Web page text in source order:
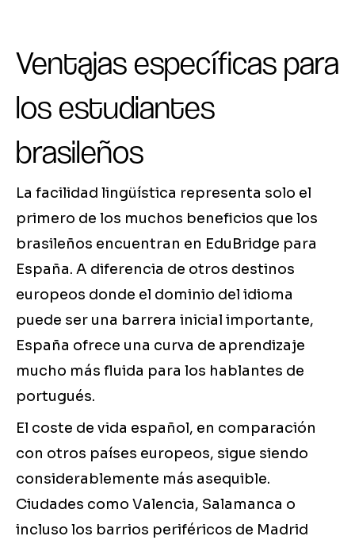
Ventajas específicas para
los estudiantes
brasileños
La facilidad lingüística representa solo el
primero de los muchos beneficios que los
brasileños encuentran en EduBridge para
España. A diferencia de otros destinos
europeos donde el dominio del idioma
puede ser una barrera inicial importante,
España ofrece una curva de aprendizaje
mucho más fluida para los hablantes de
portugués.
El coste de vida español, en comparación
con otros países europeos, sigue siendo
considerablemente más asequible.
Ciudades como Valencia, Salamanca o
incluso los barrios periféricos de Madrid